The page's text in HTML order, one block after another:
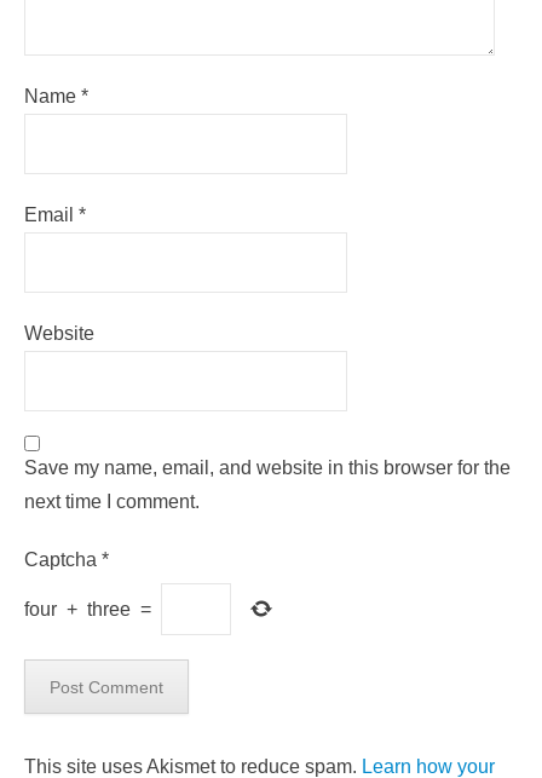
Name *
Email *
Website
Save my name, email, and website in this browser for the
next time I comment.
Captcha *
four + three =
This site uses Akismet to reduce spam. Learn how your